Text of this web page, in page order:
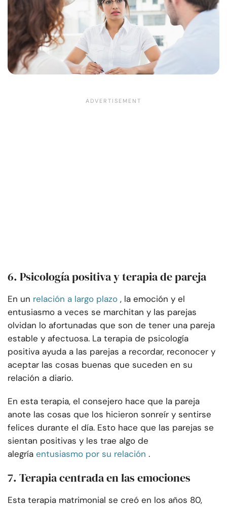
6. Psicología positiva y terapia de pareja
En un relación a largo plazo , la emoción y el
entusiasmo a veces se marchitan y las parejas
olvidan lo afortunadas que son de tener una pareja
estable y afectuosa. La terapia de psicología
positiva ayuda a las parejas a recordar, reconocer y
aceptar las cosas buenas que suceden en su
relación a diario.
En esta terapia, el consejero hace que la pareja
anote las cosas que los hicieron sonreír y sentirse
felices durante el día. Esto hace que las parejas se
sientan positivas y les trae algo de
alegría entusiasmo por su relación .
7. Terapia centrada en las emociones
Esta terapia matrimonial se creó en los años 80,